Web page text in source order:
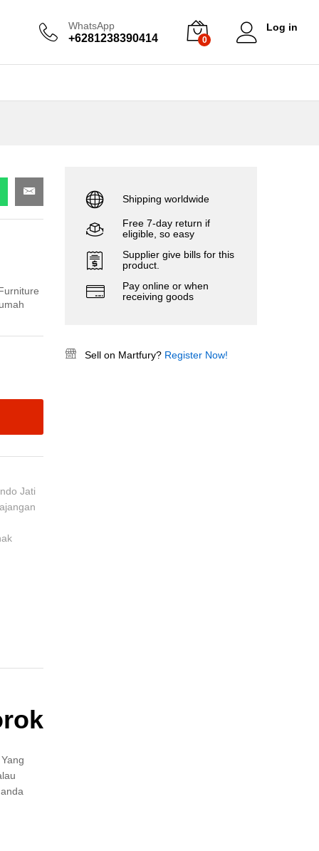
WhatsApp
+6281238390414 0
Log in
Jati
Shipping worldwide
Free 7-day return if
eligible, so easy
Supplier give bills for this
product.
Pay online or when
receiving goods
Sell on Martfury? Register Now!